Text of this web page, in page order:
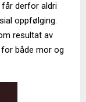
får derfor aldri
oppfølging.
resultat av
både mor og